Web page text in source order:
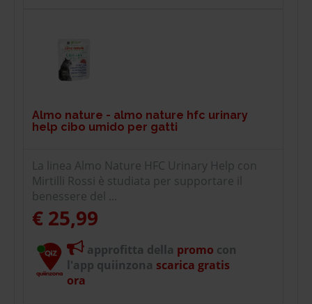
Almo nature - almo nature hfc urinary
help cibo umido per gatti
La linea Almo Nature HFC Urinary Help con
Mirtilli Rossi è studiata per supportare il
benessere del ...
€ 25,99
approfitta della promo con
l'app quiinzona scarica gratis
ora